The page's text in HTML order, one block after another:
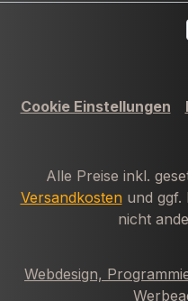
Cookie Einstellungen
Alle Preise inkl.
Versandkosten und ggf.
nicht
Webdesign,